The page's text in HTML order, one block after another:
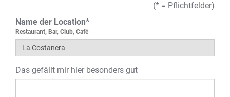
(* = Pflichtfelder)
Name der Location*
Restaurant, Bar, Club, Café
Das gefällt mir hier besonders gut